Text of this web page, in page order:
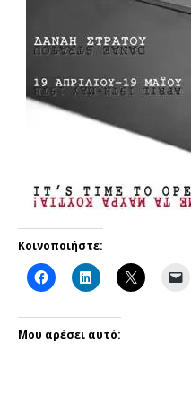
Κοινοποιήστε:
Μου αρέσει αυτό: